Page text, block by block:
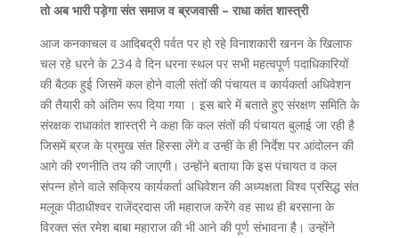
तो अब भारी पड़ेगा संत समाज व ब्रजवासी – राधा कांत शास्त्री
आज कनकाचल व आदिबद्री पर्वत पर हो रहे विनाशकारी खनन के खिलाफ
चल रहे धरने के 234 वे दिन धरना स्थल पर सभी महत्वपूर्ण पदाधिकारियों
की बैठक हुई जिसमें कल होने वाली संतों की पंचायत व कार्यकर्ता अधिवेशन
की तैयारी को अंतिम रूप दिया गया । इस बारे में बताते हुए संरक्षण समिति के
संरक्षक राधाकांत शास्त्री ने कहा कि कल संतों की पंचायत बुलाई जा रही है
जिसमें ब्रज के प्रमुख संत हिस्सा लेंगे व उन्हीं के ही निर्देश पर आंदोलन की
आगे की रणनीति तय की जाएगी। उन्होंने बताया कि इस पंचायत व कल
संपन्न होने वाले सक्रिय कार्यकर्ता अधिवेशन की अध्यक्षता विश्व प्रसिद्ध संत
मलूक पीठाधीश्वर राजेंद्रदास जी महाराज करेंगे वह साथ ही बरसाना के
विरक्त संत रमेश बाबा महाराज की भी आने की पूर्ण संभावना है। उन्होंने